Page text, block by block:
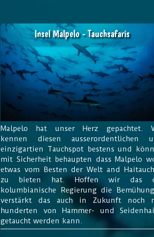
Insel Malpelo - Tauchsafaris
Malpelo hat unser Herz gepachtet.
kennen diesen ausserordentlichen
einzigartien Tauchspot bestens und
mit Sicherheit behaupten dass Malpelo
etwas vom Besten der Welt and
zu bieten hat. Hoffen wir das
kolumbianische Regierung die
verstärkt das auch in Zukunft noch
hunderten von Hammer- und
getaucht werden kann.